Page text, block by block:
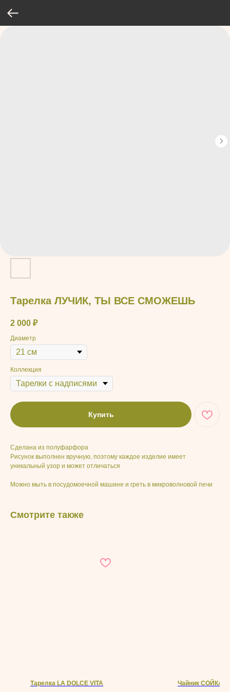
Тарелка ЛУЧИК, ТЫ ВСЕ СМОЖЕШЬ
2 000 ₽
Диаметр
Коллекция
Купить
Сделана из полуфарфора
Рисунок выполнен вручную, поэтому каждое изделие имеет
уникальный узор и может отличаться
Можно мыть в посудомоечной машине и греть в микроволновой печи
Смотрите также
Тарелка LA DOLCE VITA Чайник СОЙКА